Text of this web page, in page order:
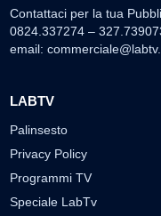
Contattaci per la tua
0824.337274 –
email:
LABTV
Palinsesto
Privacy Policy
Programmi TV
Speciale LabTv